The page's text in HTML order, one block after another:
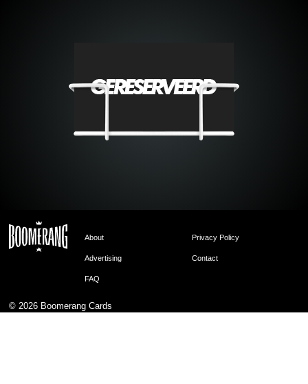
About Privacy Policy
Advertising Contact
FAQ
© 2026 Boomerang Cards